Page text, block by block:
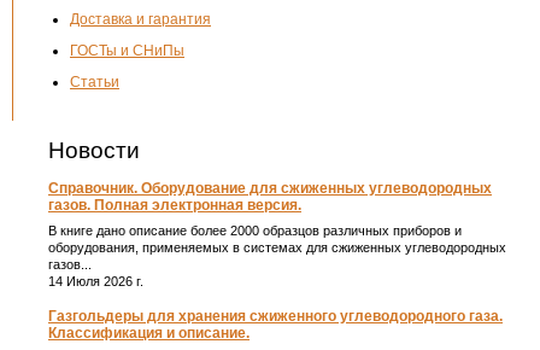
Доставка и гарантия
ГОСТы и СНиПы
Статьи
Новости
Справочник. Оборудование для сжиженных углеводородных
газов. Полная электронная версия.
В книге дано описание более 2000 образцов различных приборов и
оборудования, применяемых в системах для сжиженных углеводородных
газов...
14 Июля 2026 г.
Газгольдеры для хранения сжиженного углеводородного газа.
Классификация и описание.